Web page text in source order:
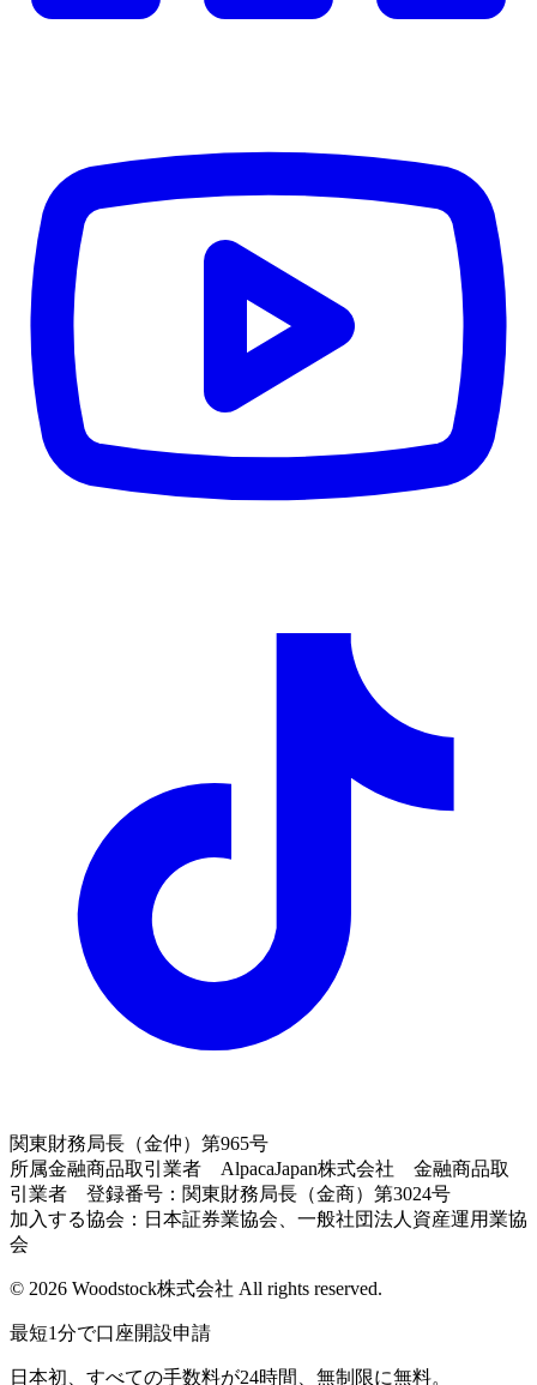
関東財務局長（金仲）第965号
所属金融商品取引業者 AlpacaJapan株式会社 金融商品取
引業者 登録番号：関東財務局長（金商）第3024号
加入する協会：日本証券業協会、一般社団法人資産運用業協
会
© 2026 Woodstock株式会社 All rights reserved.
最短1分で口座開設申請
日本初、すべての手数料が24時間、無制限に無料。